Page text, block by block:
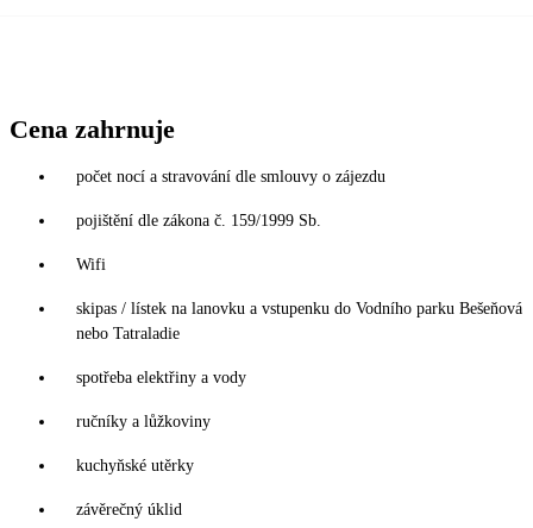
Cena zahrnuje
počet nocí a stravování dle smlouvy o zájezdu
pojištění dle zákona č. 159/1999 Sb.
Wifi
skipas / lístek na lanovku a vstupenku do Vodního parku Bešeňová
nebo Tatraladie
spotřeba elektřiny a vody
ručníky a lůžkoviny
kuchyňské utěrky
závěrečný úklid